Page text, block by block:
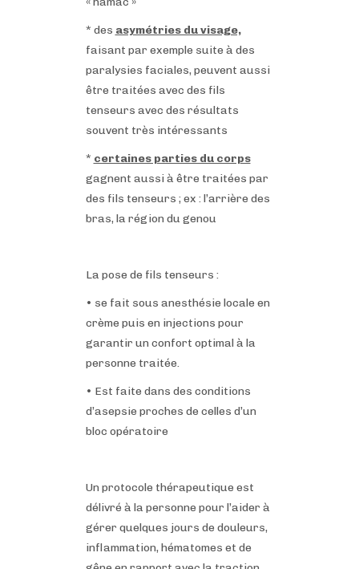
* des asymétries du visage,
faisant par exemple suite à des
paralysies faciales, peuvent aussi
être traitées avec des fils
tenseurs avec des résultats
souvent très intéressants
* certaines parties du corps
gagnent aussi à être traitées par
des fils tenseurs ; ex : l’arrière des
bras, la région du genou
La pose de fils tenseurs :
• se fait sous anesthésie locale en
crème puis en injections pour
garantir un confort optimal à la
personne traitée.
• Est faite dans des conditions
d’asepsie proches de celles d’un
bloc opératoire
Un protocole thérapeutique est
délivré à la personne pour l’aider à
gérer quelques jours de douleurs,
inflammation, hématomes et de